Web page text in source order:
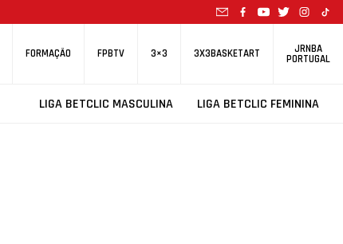
FORMAÇÃO FPBTV 3×3 3X3BASKETART JRNBA
PORTUGAL
LIGA BETCLIC MASCULINA LIGA BETCLIC FEMININA